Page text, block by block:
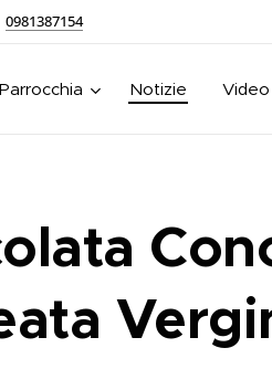
0981387154
Notizie Video